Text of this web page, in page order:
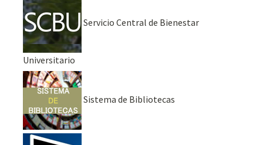
Servicio Central de Bienestar
Universitario
Sistema de Bibliotecas